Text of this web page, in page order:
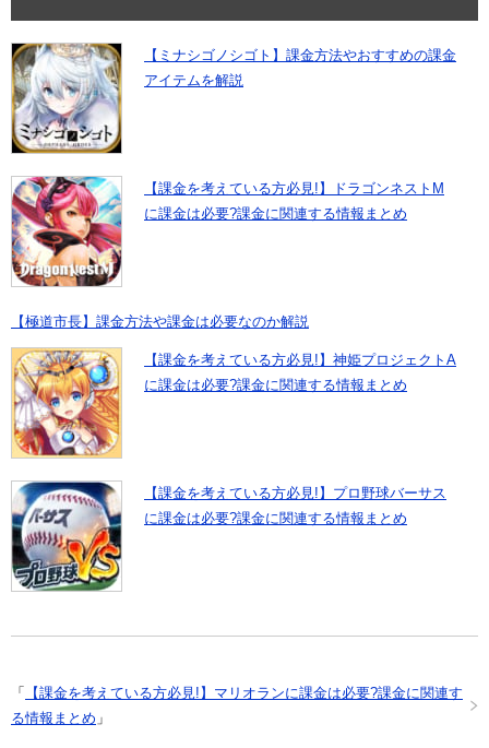
【ミナシゴノシゴト】課金方法やおすすめの課金
アイテムを解説
【課金を考えている方必見!】ドラゴンネストM
に課金は必要?課金に関連する情報まとめ
【極道市長】課金方法や課金は必要なのか解説
【課金を考えている方必見!】神姫プロジェクトA
に課金は必要?課金に関連する情報まとめ
【課金を考えている方必見!】プロ野球バーサス
に課金は必要?課金に関連する情報まとめ
「
【課金を考えている方必見!】マリオランに課金は必要?課金に関連す
る情報まとめ 」